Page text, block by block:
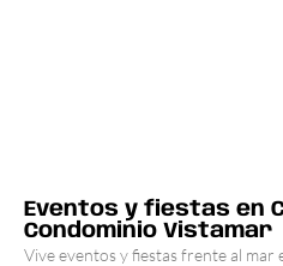
Eventos y fiestas en
Condominio Vistamar
Vive eventos y fiestas frente al mar